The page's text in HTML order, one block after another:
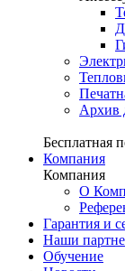
Архив
Бесплатная
Компания
Компания
О
Гарантия и
Наши
Обучение